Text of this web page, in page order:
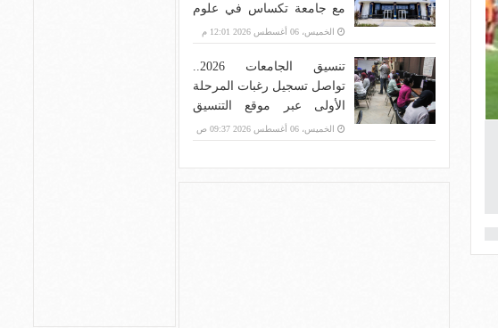
مع جامعة تكساس في علوم
الحاسب وإدارة الأعمال
الخميس، 06 أغسطس 2026 12:01 م
تواصل تسجيل رغبات المرحلة
الأولى عبر موقع التنسيق
الإلكتروني
الخميس، 06 أغسطس 2026 09:37 ص